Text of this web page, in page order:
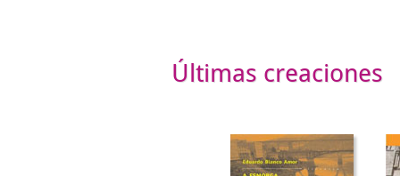
Últimas creaciones